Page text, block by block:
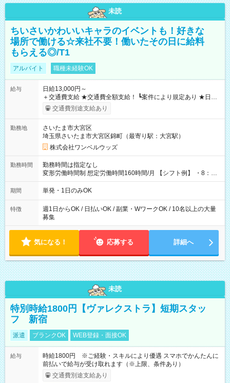
未読
ちいさいかわいいキャラのイベントも！好きな
場所で働ける☆来社不要！働いたその日に給料
もらえる◎/T1
アルバイト 職種未経験OK
給与
日給13,000円～
＋交通費支給 ★交通費全額支給！ ┗案件により規定あり ★日払
いOK！（規定あり） ┗働いたその日に現金GET♪ お仕事後はコ
ンビニATMから 日払い分を引き落とせます！ 【試用期間】試
交通費別途支給あり
勤務地
さいたま市大宮区
埼玉県さいたま市大宮区錦町（最寄り駅：大宮駅）
株式会社ワンベルウッズ
勤務時間
勤務時間は指定なし
変形労働時間制 想定労働時間160時間/月 【シフト例】 ・8：00
～21：00
期間 単発・1日のみOK
特徴
週1日からOK / 日払いOK / 副業・WワークOK / 10名以上の大量
募集
気になる！ 応募する 詳細へ
未読
特別時給1800円【ヴァレクストラ】短期スタッ
フ 新宿
派遣 ブランクOK WEB登録・面接OK
給与
時給1800円 ※ご経験・スキルにより優遇 スマホでかんたんに
前払いで給与が受け取れます（※上限、条件あり）
交通費別途支給あり